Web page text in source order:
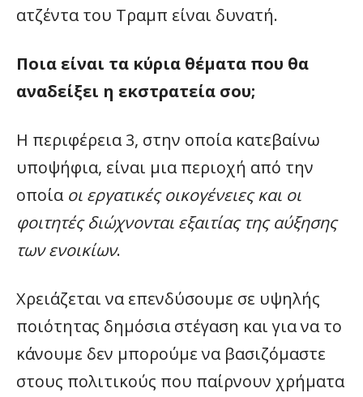
ατζέντα του Τραμπ είναι δυνατή.
Ποια είναι τα κύρια θέματα που θα
αναδείξει η εκστρατεία σου;
Η περιφέρεια 3, στην οποία κατεβαίνω
υποψήφια, είναι μια περιοχή από την
οποία οι εργατικές οικογένειες και οι
φοιτητές διώχνονται εξαιτίας της αύξησης
των ενοικίων.
Χρειάζεται να επενδύσουμε σε υψηλής
ποιότητας δημόσια στέγαση και για να το
κάνουμε δεν μπορούμε να βασιζόμαστε
στους πολιτικούς που παίρνουν χρήματα